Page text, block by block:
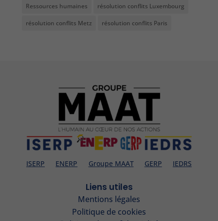
Ressources humaines résolution conflits Luxembourg
résolution conflits Metz résolution conflits Paris
ISERP ENERP Groupe MAAT GERP IEDRS
Liens utiles
Mentions légales
Politique de cookies